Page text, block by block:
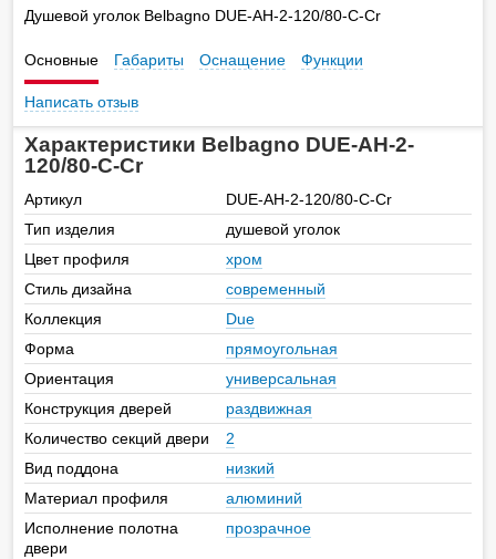
Душевой уголок Belbagno DUE-AH-2-120/80-C-Cr
Основные Габариты Оснащение Функции
Написать отзыв
Характеристики Belbagno DUE-AH-2-
120/80-C-Cr
Артикул
DUE-AH-2-120/80-C-Cr
Тип изделия
душевой уголок
Цвет профиля
хром
Стиль дизайна
современный
Коллекция
Due
Форма
прямоугольная
Ориентация
универсальная
Конструкция дверей
раздвижная
Количество секций двери
2
Вид поддона
низкий
Материал профиля
алюминий
Исполнение полотна
двери
прозрачное